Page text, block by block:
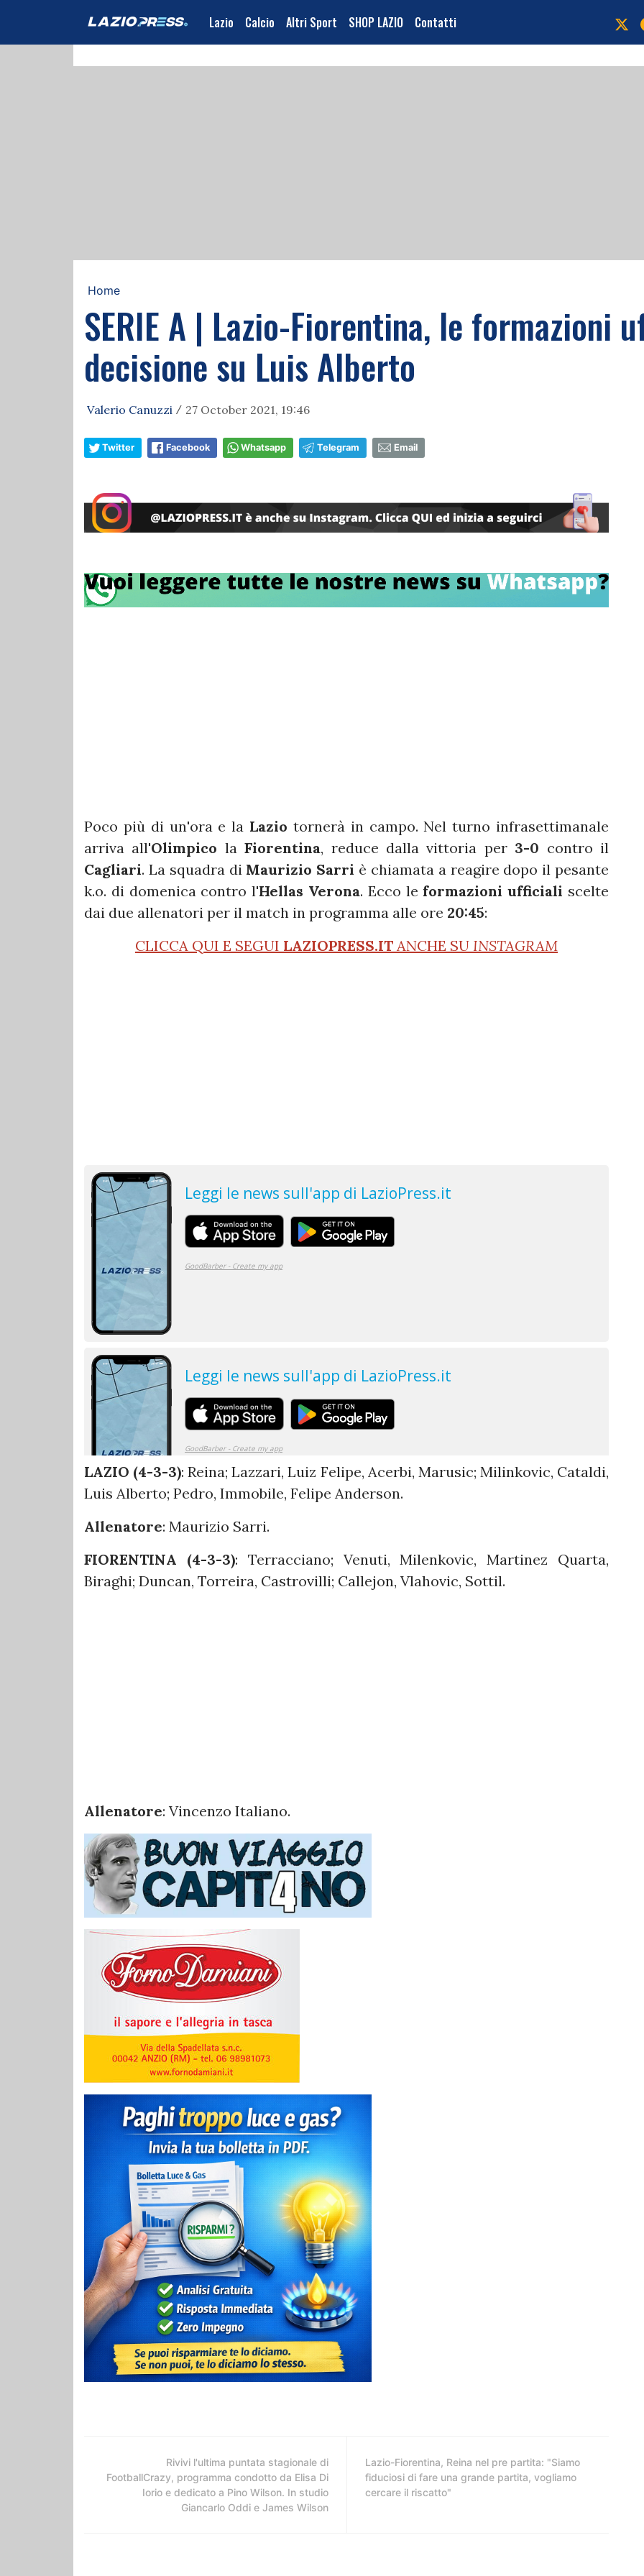
Lazio Calcio Altri Sport SHOP LAZIO Contatti
Home
SERIE A | Lazio-Fiorentina, le formazioni
decisione su Luis Alberto
Valerio Canuzzi / 27 October 2021, 19:46
Twitter Facebook Whatsapp Telegram Email
Poco più di un'ora e la Lazio tornerà in campo. Nel turno infrasettimanale
arriva all'Olimpico laFiorentina, reduce dalla vittoria per3-0 contro il
Cagliari. La squadra di Maurizio Sarri è chiamata a reagire dopo il pesante
k.o. di domenica contro l'Hellas Verona. Ecco le formazioni ufficiali scelte
dai due allenatori per il match in programma alle ore 20:45:
CLICCA QUI E SEGUI LAZIOPRESS.IT ANCHE SU INSTAGRAM
LAZIO (4-3-3): Reina; Lazzari, Luiz Felipe, Acerbi, Marusic; Milinkovic, Cataldi,
Luis Alberto; Pedro, Immobile, Felipe Anderson.
Allenatore: Maurizio Sarri.
FIORENTINA (4-3-3): Terracciano; Venuti, Milenkovic, Martinez Quarta,
Biraghi; Duncan, Torreira, Castrovilli; Callejon, Vlahovic, Sottil.
Allenatore: Vincenzo Italiano.
Rivivi l'ultima puntata stagionale di
FootballCrazy, programma condotto da Elisa Di
Iorio e dedicato a Pino Wilson. In studio
Giancarlo Oddi e James Wilson
Lazio-Fiorentina, Reina nel pre partita: "Siamo
fiduciosi di fare una grande partita, vogliamo
cercare il riscatto"